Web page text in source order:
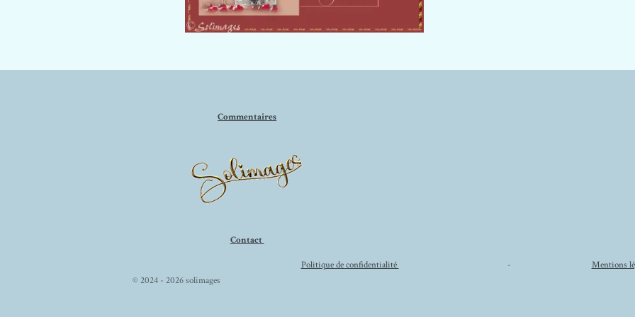
Commentaires
Contact
Politique de confidentialité - Mentions
© 2024 - 2026 solimages